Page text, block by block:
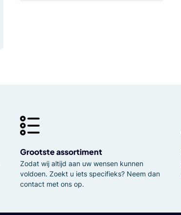
Grootste assortiment
Zodat wij altijd aan uw wensen kunnen
voldoen. Zoekt u iets specifieks? Neem dan
contact met ons op.